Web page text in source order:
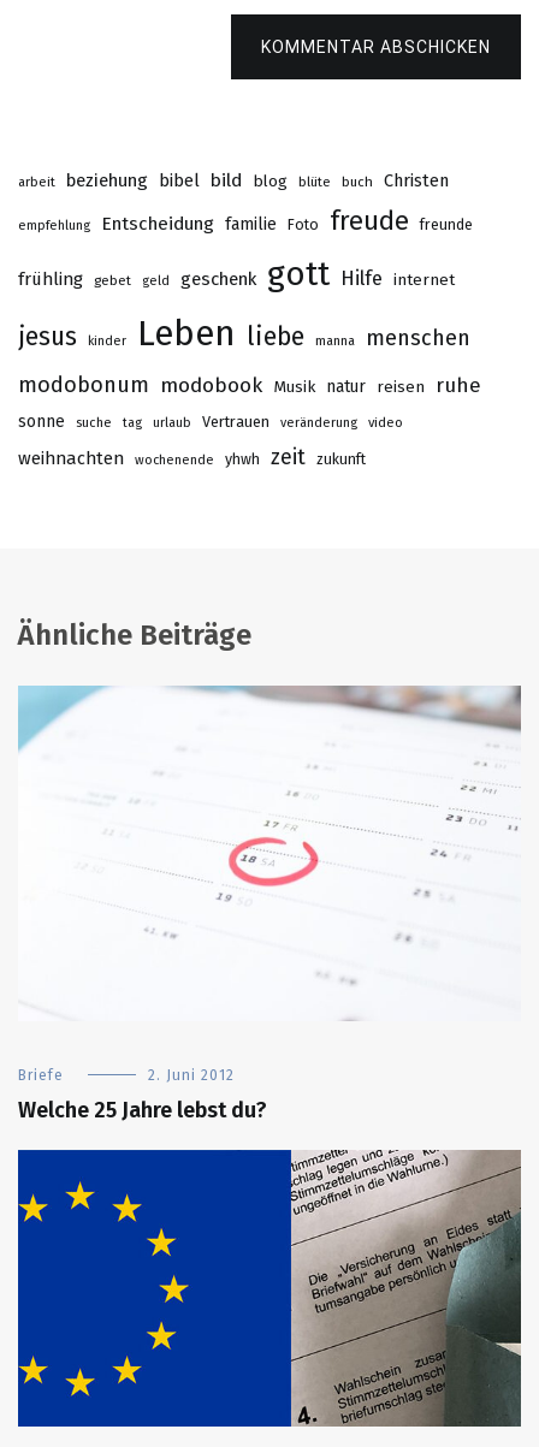
KOMMENTAR ABSCHICKEN
arbeit beziehung bibel bild blog blüte buch Christen
empfehlung Entscheidung familie Foto freude freunde
frühling gebet geld geschenk gott Hilfe internet
jesus kinder Leben liebe manna
menschen
modobonum modobook Musik natur reisen ruhe
sonne suche tag urlaub Vertrauen veränderung video
weihnachten wochenende yhwh zeit zukunft
Ähnliche Beiträge
Briefe 2. Juni 2012
Welche 25 Jahre lebst du?